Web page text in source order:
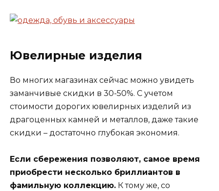
Ювелирные изделия
Во многих магазинах сейчас можно увидеть
заманчивые скидки в 30-50%. С учетом
стоимости дорогих ювелирных изделий из
драгоценных камней и металлов, даже такие
скидки – достаточно глубокая экономия.
Если сбережения позволяют, самое время
приобрести несколько бриллиантов в
фамильную коллекцию. К тому же, со